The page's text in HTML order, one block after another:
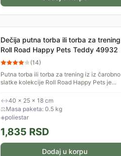
Dečija putna torba ili torba za trening
Roll Road Happy Pets Teddy 49932
(14)
Putna torba ili torba za trening iz iz čarobno
slatke kolekcije Roll Road Happy Pets je
aktivnost....
↔40 × 25 × 18 cm
⚖Masa paketa: 0.5 kg
◈poliestar
1,835 RSD
Dodaj u korpu